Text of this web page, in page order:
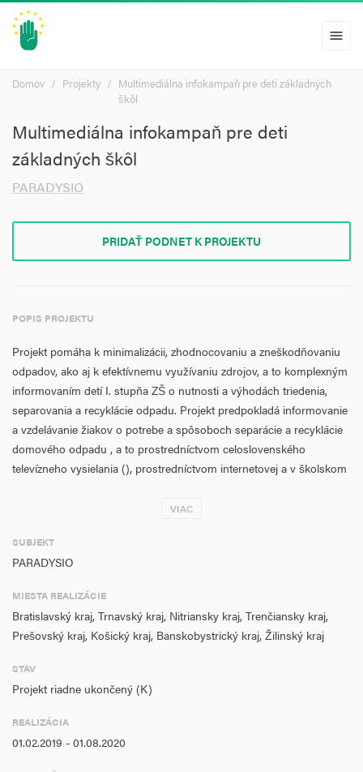
menu
Domov Projekty
Multimediálna infokampaň pre deti základných
škôl
Multimediálna infokampaň pre deti
základných škôl
PARADYSIO
PRIDAŤ PODNET K PROJEKTU
POPIS PROJEKTU
Projekt pomáha k minimalizácii, zhodnocovaniu a zneškodňovaniu
odpadov, ako aj k efektívnemu využívaniu zdrojov, a to komplexným
informovaním detí I. stupňa ZŠ o nutnosti a výhodách triedenia,
separovania a recyklácie odpadu. Projekt predpokladá informovanie
a vzdelávanie žiakov o potrebe a spôsoboch separácie a recyklácie
domového odpadu , a to prostredníctvom celoslovenského
televízneho vysielania (), prostredníctvom internetovej a v školskom
nástrojov, z ktorých každý je primárne určený pre inú vekovú
potenciál osloviť všetkých žiakov I.stupňa ZŠ.
žiakov, nakoľko z pohľadu budovania ekologických návykov je
najviac efektívne začať vzdelávať deti.
základných a materských škôl, a to hlavne multimediálneho
zamerania.
VIAC
SUBJEKT
PARADYSIO
MIESTA REALIZÁCIE
Bratislavský kraj, Trnavský kraj, Nitriansky kraj, Trenčiansky kraj,
Prešovský kraj, Košický kraj, Banskobystrický kraj, Žilinský kraj
STAV
Projekt riadne ukončený (K)
REALIZÁCIA
01.02.2019 - 01.08.2020